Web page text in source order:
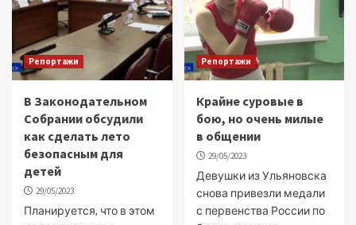
Репортажи
В Законодательном
Собрании обсудили
как сделать лето
безопасным для
детей
29/05/2023
Планируется, что в этом
Репортажи
Крайне суровые в
бою, но очень милые
в общении
29/05/2023
Девушки из Ульяновска
снова привезли медали
с первенства России по